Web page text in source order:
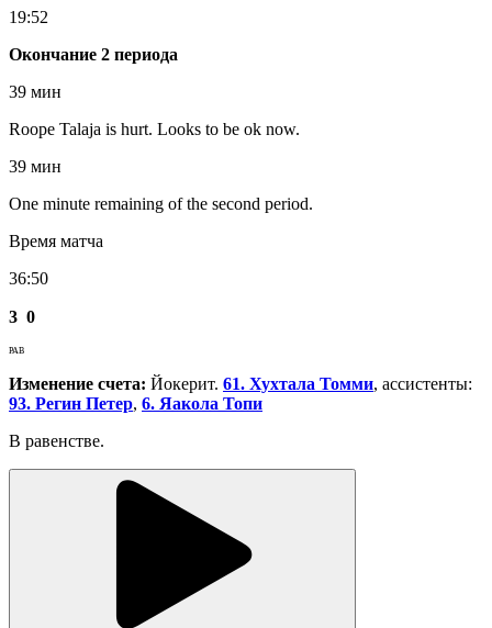
19:52
Окончание 2 периода
39 мин
Roope Talaja is hurt. Looks to be ok now.
39 мин
One minute remaining of the second period.
Время матча
36:50
3 0
РАВ
Изменение счета: Йокерит. 61. Хухтала Томми, ассистенты:
93. Регин Петер, 6. Яакола Топи
В равенстве.